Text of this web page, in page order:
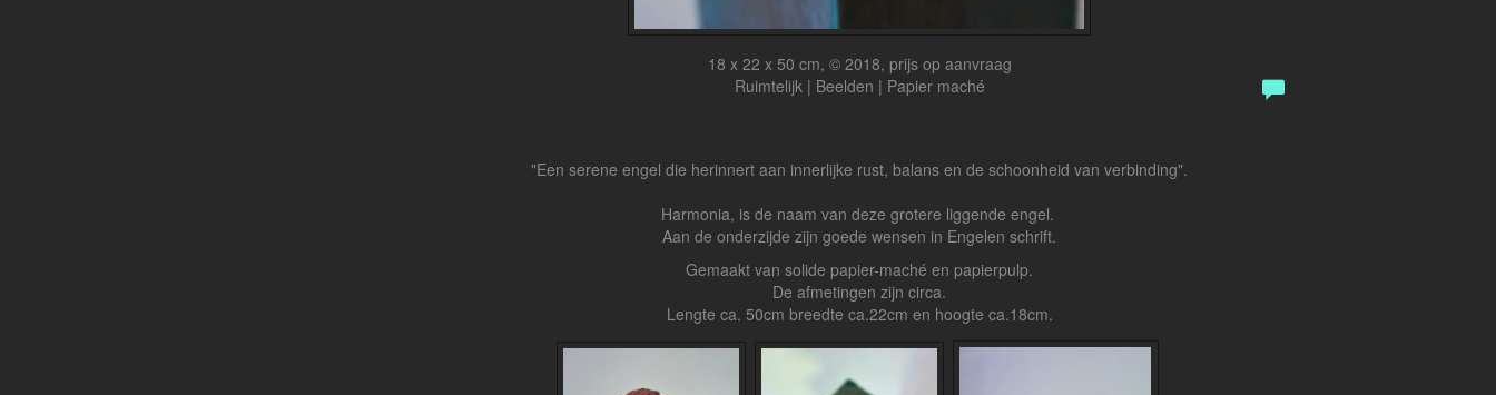
18 x 22 x 50 cm, © 2018, prijs op aanvraag
Ruimtelijk | Beelden | Papier maché
"Een serene engel die herinnert aan innerlijke rust, balans en de schoonheid van verbinding".
Harmonia, is de naam van deze grotere liggende engel.
Aan de onderzijde zijn goede wensen in Engelen schrift.
Gemaakt van solide papier-maché en papierpulp.
De afmetingen zijn circa.
Lengte ca. 50cm breedte ca.22cm en hoogte ca.18cm.